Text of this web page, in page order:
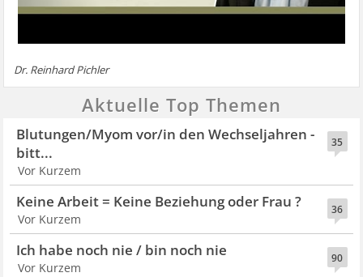
Dr. Reinhard Pichler
Aktuelle Top Themen
35
Blutungen/Myom vor/in den Wechseljahren -
bitt...
Vor Kurzem
36
Keine Arbeit = Keine Beziehung oder Frau ?
Vor Kurzem
90
Ich habe noch nie / bin noch nie
Vor Kurzem